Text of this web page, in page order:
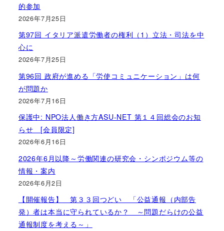
的参加
2026年7月25日
第97回 イタリア派遣労働者の権利（1）立法・司法を中
心に
2026年7月25日
第96回 政府が進める「労使コミュニケーション」は何
が問題か
2026年7月16日
保護中: NPO法人働き方ASU-NET 第１４回総会のお知
らせ [会員限定]
2026年6月16日
2026年6月以降～労働関連の研究会・シンポジウム等の
情報・案内
2026年6月2日
【開催報告】 第３３回つどい 「公益通報（内部告
発）者は本当に守られているか？ ～問題だらけの公益
通報制度を考える～」